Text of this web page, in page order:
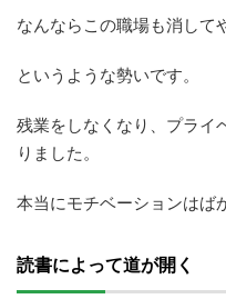
なんならこの職場も消して
というような勢いです。
残業をしなくなり、プライ
りました。
本当にモチベーションはば
読書によって道が開く